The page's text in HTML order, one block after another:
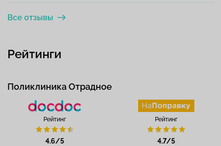
Все отзывы
Рейтинги
Поликлиника Отрадное
Рейтинг
4.6/5
Рейтинг
4.7/5